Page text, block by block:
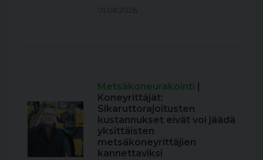
01.08.2026
Metsäkoneurakointi
Koneyrittäjät:
Sikaruttorajoitusten
kustannukset eivät voi jäädä
yksittäisten
metsäkoneyrittäjien
kannettaviksi